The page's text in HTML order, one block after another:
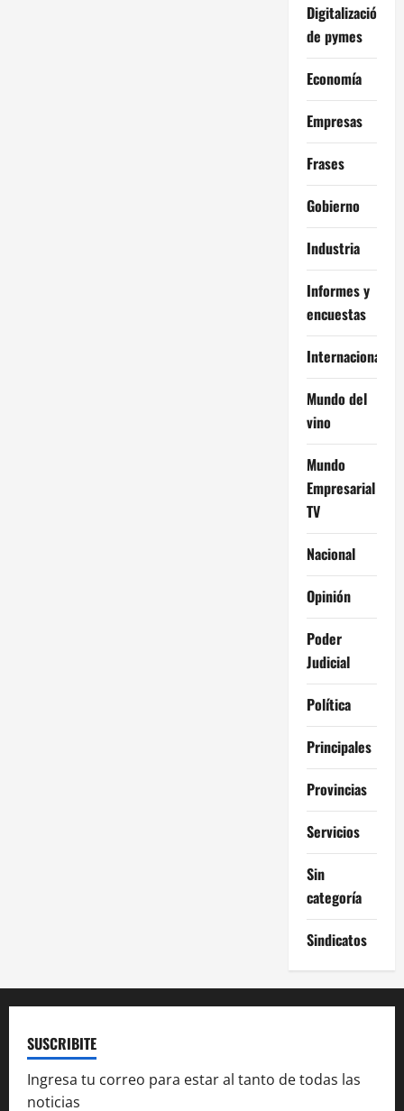
Digitalización
de pymes
Economía
Empresas
Frases
Gobierno
Industria
Informes y
encuestas
Internacional
Mundo del
vino
Mundo
Empresarial
TV
Nacional
Opinión
Poder
Judicial
Política
Principales
Provincias
Servicios
Sin
categoría
Sindicatos
SUSCRIBITE
Ingresa tu correo para estar al tanto de todas las
noticias